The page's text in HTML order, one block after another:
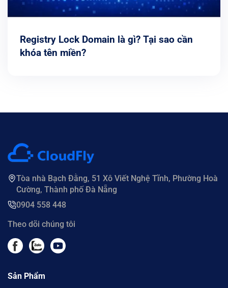
Registry Lock Domain là gì? Tại sao cần
khóa tên miền?
Tòa nhà Bạch Đằng, 51 Xô Viết Nghệ Tĩnh, Phường Hoà
Cường, Thành phố Đà Nẵng
0904 558 448
Theo dõi chúng tôi
Sản Phẩm